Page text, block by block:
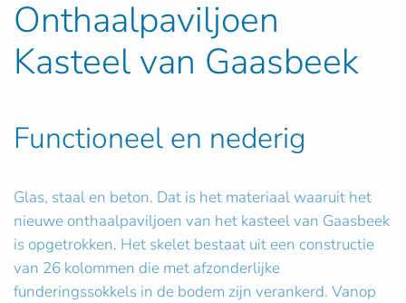
Onthaalpaviljoen
Kasteel van Gaasbeek
Functioneel en nederig
Glas, staal en beton. Dat is het materiaal waaruit het
nieuwe onthaalpaviljoen van het kasteel van Gaasbeek
is opgetrokken. Het skelet bestaat uit een constructie
van 26 kolommen die met afzonderlijke
funderingssokkels in de bodem zijn verankerd. Vanop